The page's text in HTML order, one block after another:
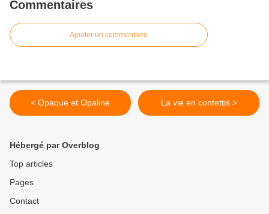
Commentaires
Ajouter un commentaire
< Opaque et Opaline La vie en confettis >
Hébergé par Overblog
Top articles
Pages
Contact